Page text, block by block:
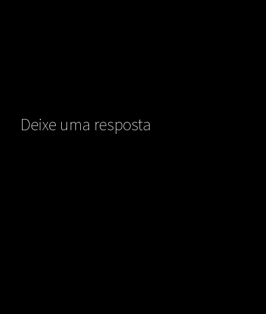
Deixe uma resposta